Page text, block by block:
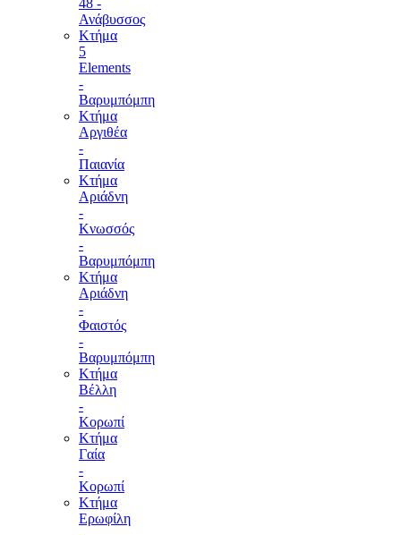
48 -
Ανάβυσσος
Κτήμα
5
Elements
-
Βαρυμπόμπη
Κτήμα
Αργιθέα
-
Παιανία
Κτήμα
Αριάδνη
-
Κνωσσός
-
Βαρυμπόμπη
Κτήμα
Αριάδνη
-
Φαιστός
-
Βαρυμπόμπη
Κτήμα
Βέλλη
-
Κορωπί
Κτήμα
Γαία
-
Κορωπί
Κτήμα
Ερωφίλη